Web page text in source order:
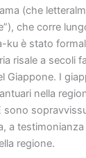
(che
che corre
ku è stato
risale a secoli
Giappone. I
nella
sono
a testimonianza
regione.